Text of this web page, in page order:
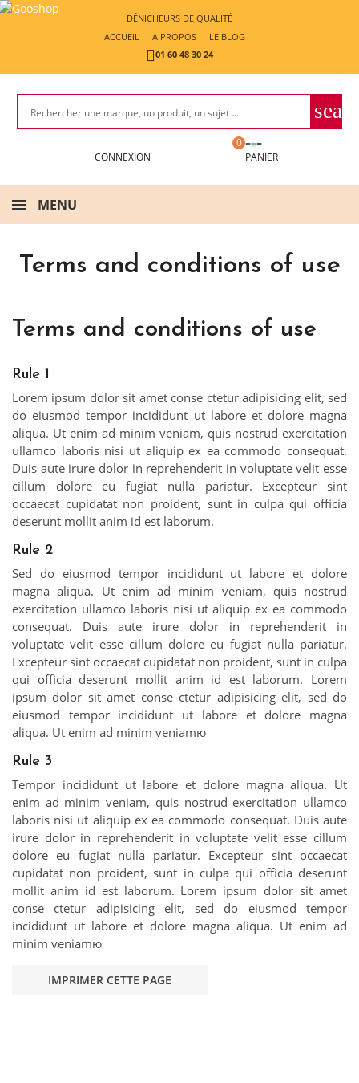
DÉNICHEURS DE QUALITÉ
ACCUEIL
A PROPOS LE BLOG
01 60 48 30 24
0
MENU
Terms and conditions of use
Terms and conditions of use
Rule 1
Lorem ipsum dolor sit amet conse ctetur adipisicing elit, sed
do eiusmod tempor incididunt ut labore et dolore magna
aliqua. Ut enim ad minim veniam, quis nostrud exercitation
ullamco laboris nisi ut aliquip ex ea commodo consequat.
Duis aute irure dolor in reprehenderit in voluptate velit esse
cillum dolore eu fugiat nulla pariatur. Excepteur sint
occaecat cupidatat non proident, sunt in culpa qui officia
deserunt mollit anim id est laborum.
Rule 2
Sed do eiusmod tempor incididunt ut labore et dolore
magna aliqua. Ut enim ad minim veniam, quis nostrud
exercitation ullamco laboris nisi ut aliquip ex ea commodo
consequat. Duis aute irure dolor in reprehenderit in
voluptate velit esse cillum dolore eu fugiat nulla pariatur.
Excepteur sint occaecat cupidatat non proident, sunt in culpa
qui officia deserunt mollit anim id est laborum. Lorem
ipsum dolor sit amet conse ctetur adipisicing elit, sed do
eiusmod tempor incididunt ut labore et dolore magna
aliqua. Ut enim ad minim veniamю
Rule 3
Tempor incididunt ut labore et dolore magna aliqua. Ut
enim ad minim veniam, quis nostrud exercitation ullamco
laboris nisi ut aliquip ex ea commodo consequat. Duis aute
irure dolor in reprehenderit in voluptate velit esse cillum
dolore eu fugiat nulla pariatur. Excepteur sint occaecat
cupidatat non proident, sunt in culpa qui officia deserunt
mollit anim id est laborum. Lorem ipsum dolor sit amet
conse ctetur adipisicing elit, sed do eiusmod tempor
incididunt ut labore et dolore magna aliqua. Ut enim ad
minim veniamю